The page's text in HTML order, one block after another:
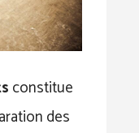
constitue
des